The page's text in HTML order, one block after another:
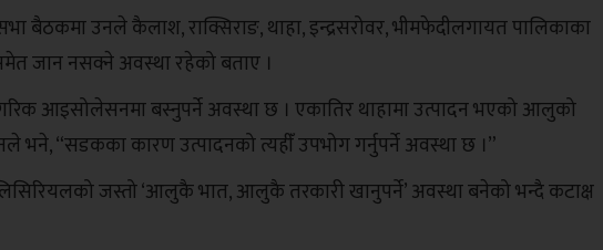
बैठकमा उनले कैलाश, राक्सिराङ, थाहा, इन्द्रसरोवर, भीमफेदीलगायत पालिकाका
जान नसक्ने अवस्था रहेको बताए ।
आइसोलेसनमा बस्नुपर्ने अवस्था छ । एकातिर थाहामा उत्पादन भएको आलुको
भने, “सडकका कारण उत्पादनको त्यहीँ उपभोग गर्नुपर्ने अवस्था छ ।”
जस्तो ‘आलुकै भात, आलुकै तरकारी खानुपर्ने’ अवस्था बनेको भन्दै कटाक्ष